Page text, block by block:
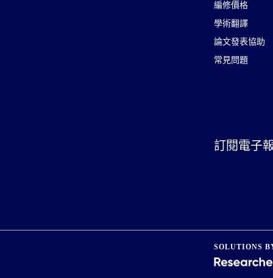
編修價格
學術翻譯
論文發表協助
常見問題
訂閱電子
SOLUTIONS